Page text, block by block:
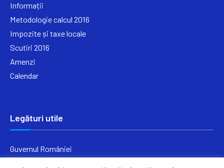
Informații
Metodologie calcul 2016
Impozite și taxe locale
Scutiri 2016
Amenzi
Calendar
Legături utile
Guvernul României